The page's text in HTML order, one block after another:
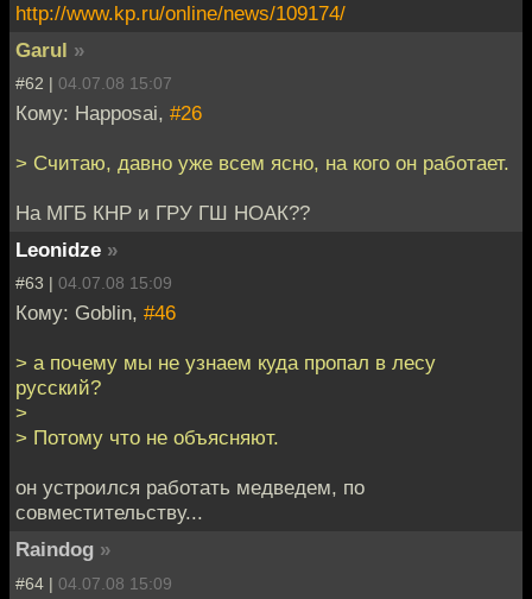
http://www.kp.ru/online/news/109174/
Garul »
#62 | 04.07.08 15:07
Кому: Happosai, #26
> Считаю, давно уже всем ясно, на кого он работает.
На МГБ КНР и ГРУ ГШ НОАК??
Leonidze »
#63 | 04.07.08 15:09
Кому: Goblin, #46
> а почему мы не узнаем куда пропал в лесу
русский?
>
> Потому что не объясняют.
он устроился работать медведем, по
совместительству...
Raindog »
#64 | 04.07.08 15:09